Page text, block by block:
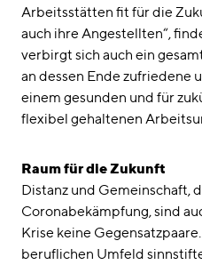
Arbeitsstätten fit für die
auch ihre Angestellten“,
verbirgt sich auch ein
an dessen Ende zufriedene
einem gesunden und für
flexibel gehaltenen
Raum für die Zukunft
Distanz und Gemeinschaft,
Coronabekämpfung, sind
Krise keine
beruflichen Umfeld